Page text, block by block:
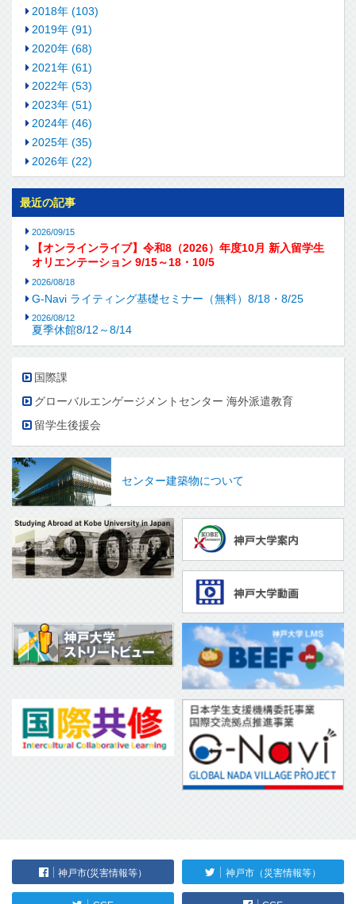
2018年 (103)
2019年 (91)
2020年 (68)
2021年 (61)
2022年 (53)
2023年 (51)
2024年 (46)
2025年 (35)
2026年 (22)
最近の記事
2026/09/15
【オンラインライブ】令和8（2026）年度10月 新入留学生
オリエンテーション 9/15～18・10/5
2026/08/18
G-Navi ライティング基礎セミナー（無料）8/18・8/25
2026/08/12
夏季休館8/12～8/14
国際課
グローバルエンゲージメントセンター 海外派遣教育
留学生後援会
センター建築物について
神戸市(災害情報等） 神戸市（災害情報等）